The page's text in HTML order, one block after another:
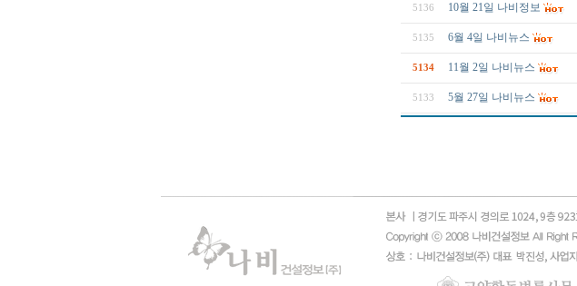
5136 10월 21일 나비정보
5135 6월 4일 나비뉴스
5134 11월 2일 나비뉴스
5133 5월 27일 나비뉴스